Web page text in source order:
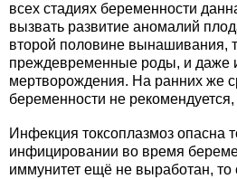
всех стадиях беременности
вызвать развитие аномалий
второй половине вынашивания,
преждевременные роды, и даже
мертворождения. На ранних же
беременности не
Инфекция токсоплазмоз опасна
инфицировании во время
иммунитет ещё не выработан, то